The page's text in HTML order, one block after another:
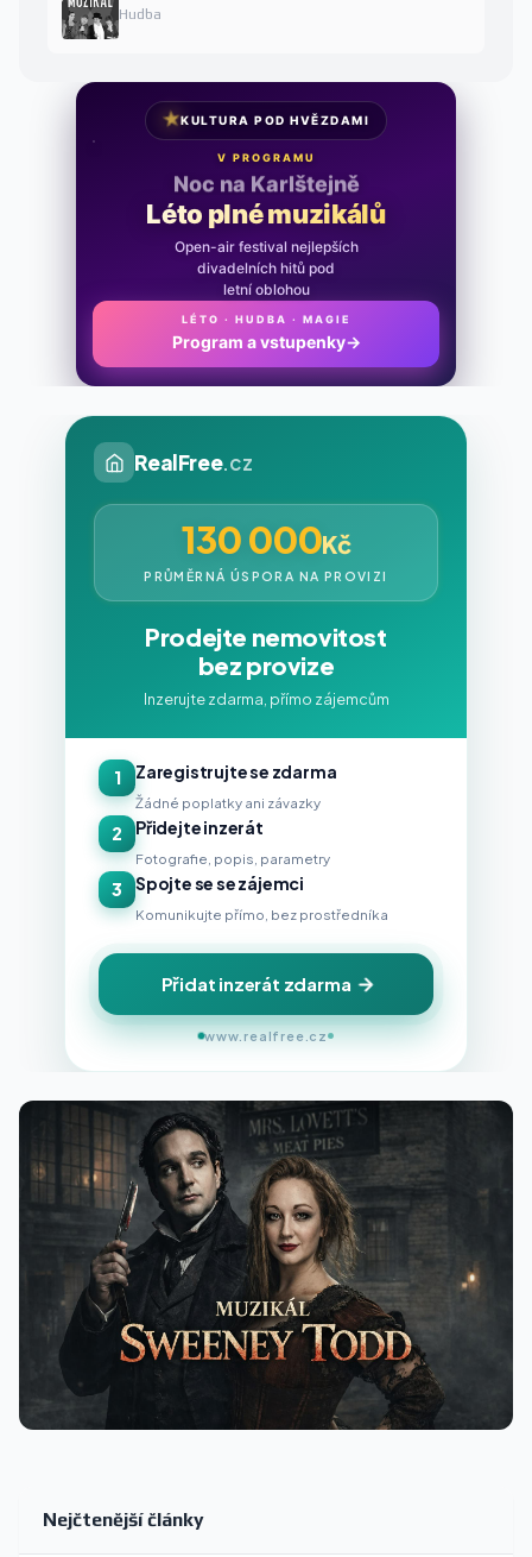
Hudba
★KULTURA POD HVĚZDAMI
V PROGRAMU
Noc na Karlštejně
Léto plné muzikálů
Open-air festival nejlepších
divadelních hitů pod
letní oblohou
LÉTO · HUDBA · MAGIE
Program a vstupenky →
RealFree.cz
130 000Kč
PRŮMĚRNÁ ÚSPORA NA PROVIZI
Prodejte nemovitost
bez provize
Inzerujte zdarma, přímo zájemcům
1 Zaregistrujte se zdarma
Žádné poplatky ani závazky
2 Přidejte inzerát
Fotografie, popis, parametry
3 Spojte se se zájemci
Komunikujte přímo, bez prostředníka
Přidat inzerát zdarma
www.realfree.cz
Nejčtenější články